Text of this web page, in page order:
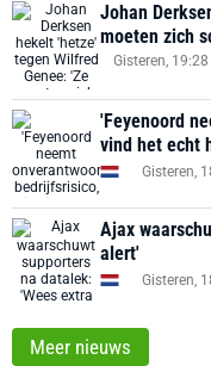
Johan
moeten zich
Gisteren, 19:28
'Feyenoord
vind het echt
Gisteren,
Ajax
alert'
Gisteren,
Meer nieuws